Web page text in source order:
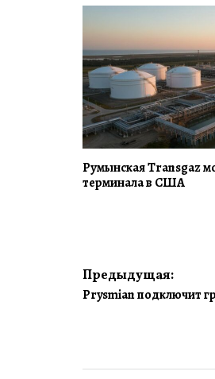
Румынская Transgaz
терминала в США
Предыдущая:
Prysmian подключит